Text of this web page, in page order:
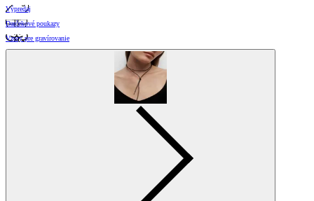
Výpredaj
Darčekové poukazy
Vzory pre gravírovanie